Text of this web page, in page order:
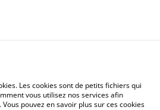
Legal Terms
Cookie Policy
Les cookies sont de petits fichiers qui
vous utilisez nos services afin
pouvez en savoir plus sur ces cookies